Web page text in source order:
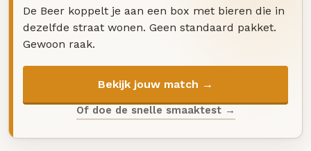
De Beer koppelt je aan een box met bieren die in
dezelfde straat wonen. Geen standaard pakket.
Gewoon raak.
Bekijk jouw match →
Of doe de snelle smaaktest →